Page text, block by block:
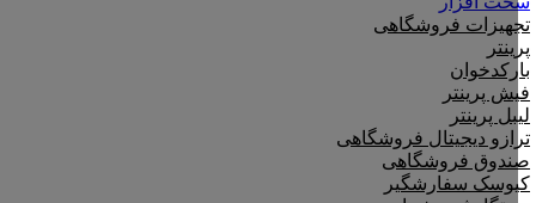
تجهیزات فروشگاهی
پرینتر
بارکدخوان
فیش پرینتر
لیبل پرینتر
ترازو دیجیتال فروشگاهی
صندوق فروشگاهی
کیوسک سفارشگیر